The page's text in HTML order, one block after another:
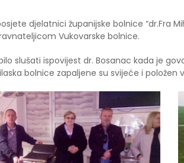
djelatnici županijske bolnice “dr.Fra
Vukovarske bolnice.
slušati ispovijest dr. Bosanac kada je
bolnice zapaljene su svijeće i